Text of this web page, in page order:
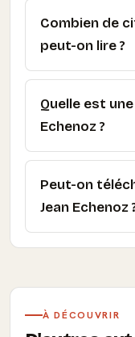
Combien de
peut-on lire ?
Quelle est
Echenoz ?
Peut-on
Jean Echenoz
À DÉCOUVRIR